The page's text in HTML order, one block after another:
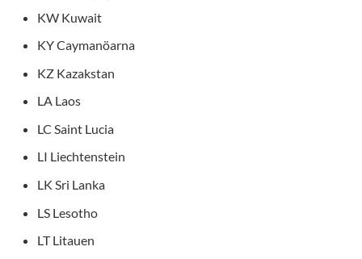
KW Kuwait
KY Caymanöarna
KZ Kazakstan
LA Laos
LC Saint Lucia
LI Liechtenstein
LK Sri Lanka
LS Lesotho
LT Litauen